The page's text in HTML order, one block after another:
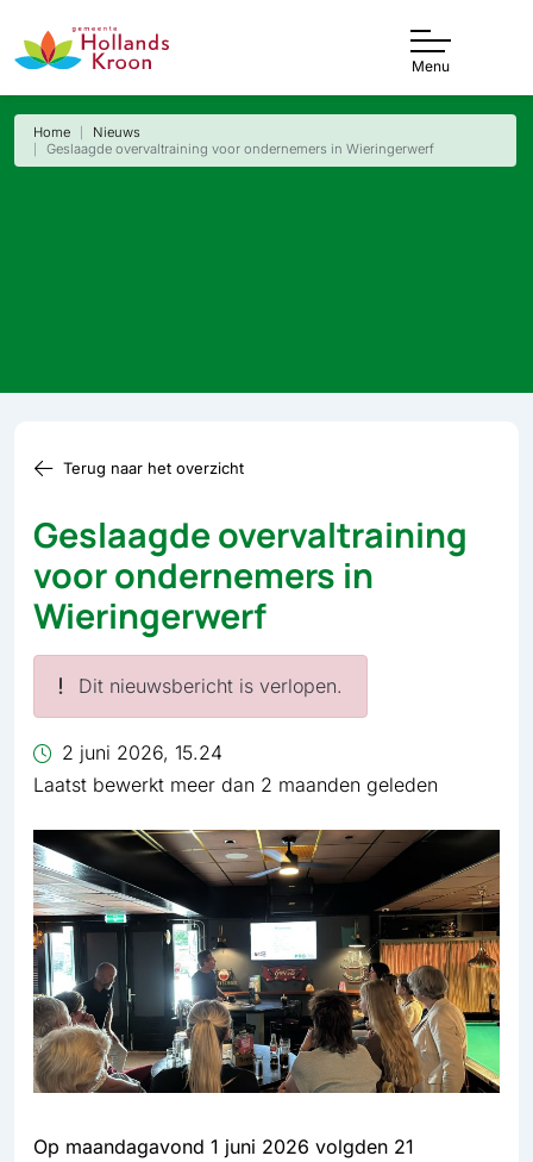
Menu
Home
Nieuws
Geslaagde overvaltraining voor ondernemers in Wieringerwerf
Terug naar het overzicht
Geslaagde overvaltraining
voor ondernemers in
Wieringerwerf
Dit nieuwsbericht is verlopen.
2 juni 2026, 15.24
Laatst bewerkt meer dan 2 maanden geleden
Op maandagavond 1 juni 2026 volgden 21